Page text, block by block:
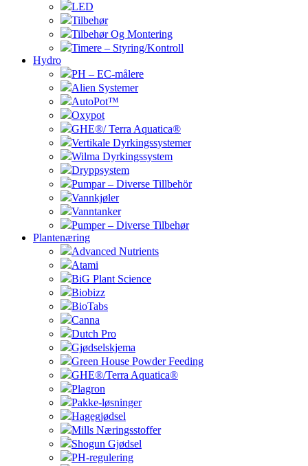
LED
Tilbehør
Tilbehør Og Montering
Timere – Styring/Kontroll
Hydro
PH – EC-målere
Alien Systemer
AutoPot™
Oxypot
GHE®/ Terra Aquatica®
Vertikale Dyrkingssystemer
Wilma Dyrkingssystem
Dryppsystem
Pumpar – Diverse Tillbehör
Vannkjøler
Vanntanker
Pumper – Diverse Tilbehør
Plantenæring
Advanced Nutrients
Atami
BiG Plant Science
Biobizz
BioTabs
Canna
Dutch Pro
Gjødselskjema
Green House Powder Feeding
GHE®/Terra Aquatica®
Plagron
Pakke-løsninger
Hagegjødsel
Mills Næringsstoffer
Shogun Gjødsel
PH-regulering